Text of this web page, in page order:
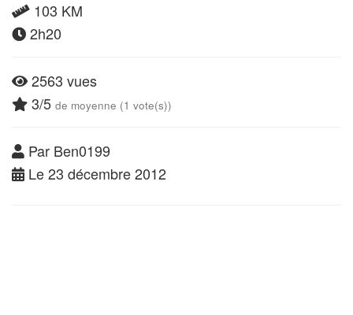
103 KM
2h20
2563 vues
3/5 de moyenne (1 vote(s))
Par Ben0199
Le 23 décembre 2012